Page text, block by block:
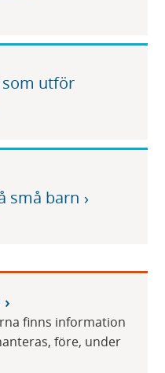
som utför
små barn
finns information
före, under